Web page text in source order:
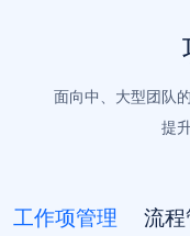
面向中、大型团队
提
工作项管理 流